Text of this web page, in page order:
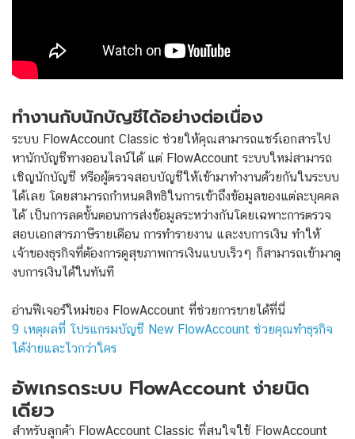
ทำงานกับนักบัญชีได้อย่างต่อเนื่อง
ระบบ FlowAccount Classic ช่วยให้คุณสามารถแชร์เอกสารไป
หานักบัญชีทางออนไลน์ได้ แต่ FlowAccount ระบบใหม่สามารถ
เชิญนักบัญชี หรือผู้ตรวจสอบบัญชีให้เข้ามาทำงานด้วยกันในระบบ
ได้เลย โดยสามารถกำหนดสิทธิในการเข้าถึงข้อมูลของแต่ละบุคคล
ได้ เป็นการลดขั้นตอนการส่งข้อมูลระหว่างกันโดยเฉพาะการตรวจ
สอบเอกสารภาษีรายเดือน การทำรายงาน และงบการเงิน ทำให้
เจ้าของธุรกิจที่ต้องการดูสุขภาพการเงินแบบเร็วๆ ก็สามารถเข้ามาดู
งบการเงินได้ในทันที
อ่านฟีเจอร์ใหม่ของ FlowAccount ที่ช่วยการขายได้ที่นี่
9 เหตุผลที่ โปรแกรมบัญชี New FlowAccount ช่วยคุณทำธุรกิจ
ได้ง่ายและไวกว่าใคร
อัพเกรดระบบ FlowAccount ง่ายนิด
เดียว
สำหรับลูกค้า FlowAccount Classic ที่สนใจใช้ FlowAccount